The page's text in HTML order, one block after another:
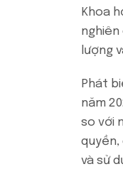
Khoa
lượng
Phát
năm
so với
quyền,
và sử